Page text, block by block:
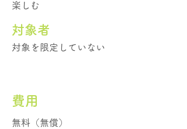
楽しむ
​対象者
対象を限定していない
費用
無料（無償）